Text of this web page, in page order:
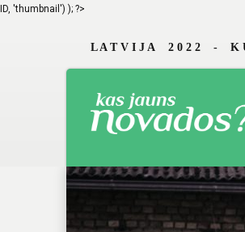
ID, 'thumbnail') ); ?>
L A T V I J A 2 0 2 2 - K U